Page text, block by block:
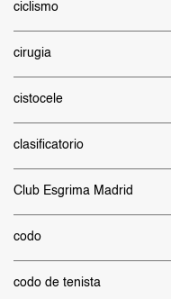
ciclismo
cirugia
cistocele
clasificatorio
Club Esgrima Madrid
codo
codo de tenista